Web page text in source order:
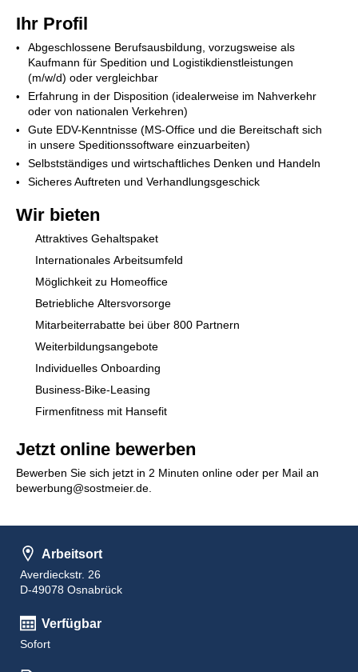
Ihr Profil
Abgeschlossene Berufsausbildung, vorzugsweise als
Kaufmann für Spedition und Logistikdienstleistungen
(m/w/d) oder vergleichbar
Erfahrung in der Disposition (idealerweise im Nahverkehr
oder von nationalen Verkehren)
Gute EDV-Kenntnisse (MS-Office und die Bereitschaft sich
in unsere Speditionssoftware einzuarbeiten)
Selbstständiges und wirtschaftliches Denken und Handeln
Sicheres Auftreten und Verhandlungsgeschick
Wir bieten
Attraktives Gehaltspaket
Internationales Arbeitsumfeld
Möglichkeit zu Homeoffice
Betriebliche Altersvorsorge
Mitarbeiterrabatte bei über 800 Partnern
Weiterbildungsangebote
Individuelles Onboarding
Business-Bike-Leasing
Firmenfitness mit Hansefit
Arbeitsort
Averdieckstr. 26
D-49078 Osnabrück
Verfügbar
Sofort
Jetzt online bewerben
Bewerben Sie sich jetzt in 2 Minuten online oder per Mail an
bewerbung@sostmeier.de.